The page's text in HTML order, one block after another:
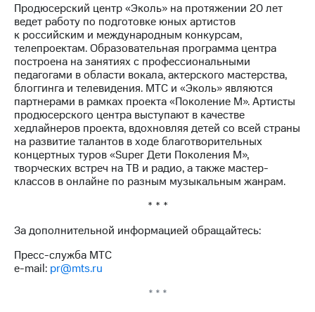
Продюсерский центр «Эколь» на протяжении 20 лет
ведет работу по подготовке юных артистов
к российским и международным конкурсам,
телепроектам. Образовательная программа центра
построена на занятиях с профессиональными
педагогами в области вокала, актерского мастерства,
блоггинга и телевидения. МТС и «Эколь» являются
партнерами в рамках проекта «Поколение М». Артисты
продюсерского центра выступают в качестве
хедлайнеров проекта, вдохновляя детей со всей страны
на развитие талантов в ходе благотворительных
концертных туров «Super Дети Поколения М»,
творческих встреч на ТВ и радио, а также мастер-
классов в онлайне по разным музыкальным жанрам.
* * *
За дополнительной информацией обращайтесь:
Пресс-служба МТС
e-mail: pr@mts.ru
* * *